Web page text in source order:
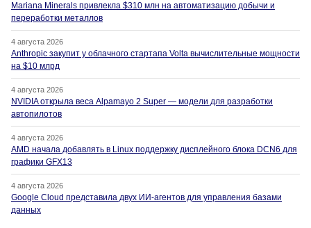
Mariana Minerals привлекла $310 млн на автоматизацию добычи и
переработки металлов
4 августа 2026
Anthropic закупит у облачного стартапа Volta вычислительные мощности
на $10 млрд
4 августа 2026
NVIDIA открыла веса Alpamayo 2 Super — модели для разработки
автопилотов
4 августа 2026
AMD начала добавлять в Linux поддержку дисплейного блока DCN6 для
графики GFX13
4 августа 2026
Google Cloud представила двух ИИ-агентов для управления базами
данных